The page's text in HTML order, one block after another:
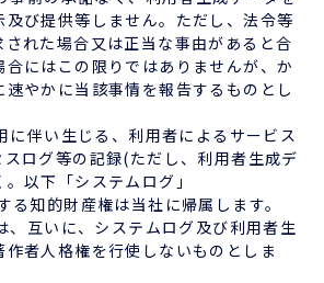
び提供等しません。ただし、法令等
された場合又は正当な事由があると合
にはこの限りではありませんが、か
やかに当該事情を報告するものとし
に伴い生じる、利用者によるサービス
ログ等の記録(ただし、利用者生成デ
以下「システムログ」
る知的財産権は当社に帰属します。
、互いに、システムログ及び利用者生
者人格権を行使しないものとしま